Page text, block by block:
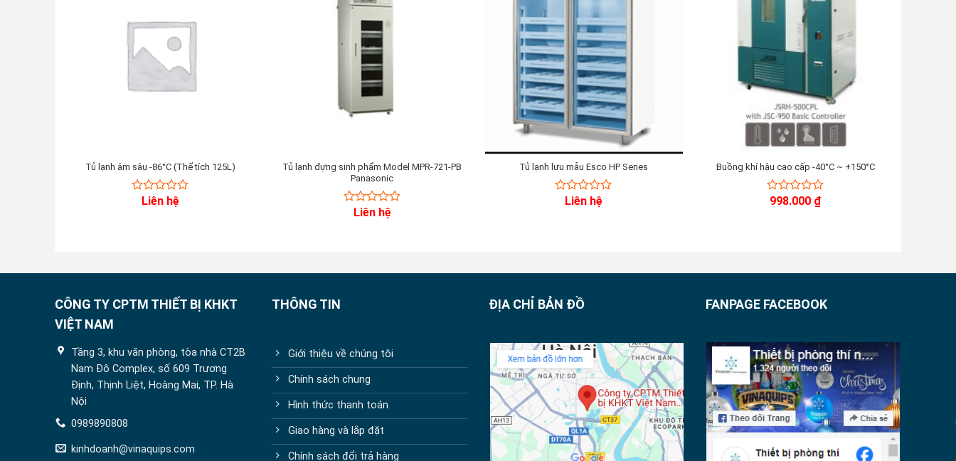
Tủ lạnh âm sâu -86°C (Thể tích 125L)
Liên hệ
Tủ lạnh đựng sinh phẩm Model MPR-721-PB
Panasonic
Liên hệ
Tủ lạnh lưu mẫu Esco HP Series
Liên hệ
Buồng khí hậu cao cấp -40°C ~ +150°C
0998.000 ₫
CÔNG TY CPTM THIẾT BỊ KHKT
VIỆT NAM
Tầng 3, khu văn phòng, tòa nhà CT2B
Nam Đô Complex, số 609 Trương
Định, Thịnh Liệt, Hoàng Mai, TP. Hà
Nội
0989890808
kinhdoanh@vinaquips.com
THÔNG TIN
Giới thiệu về chúng tôi
Chính sách chung
Hình thức thanh toán
Giao hàng và lắp đặt
Chính sách đổi trả hàng
ĐỊA CHỈ BẢN ĐỒ FANPAGE FACEBOOK